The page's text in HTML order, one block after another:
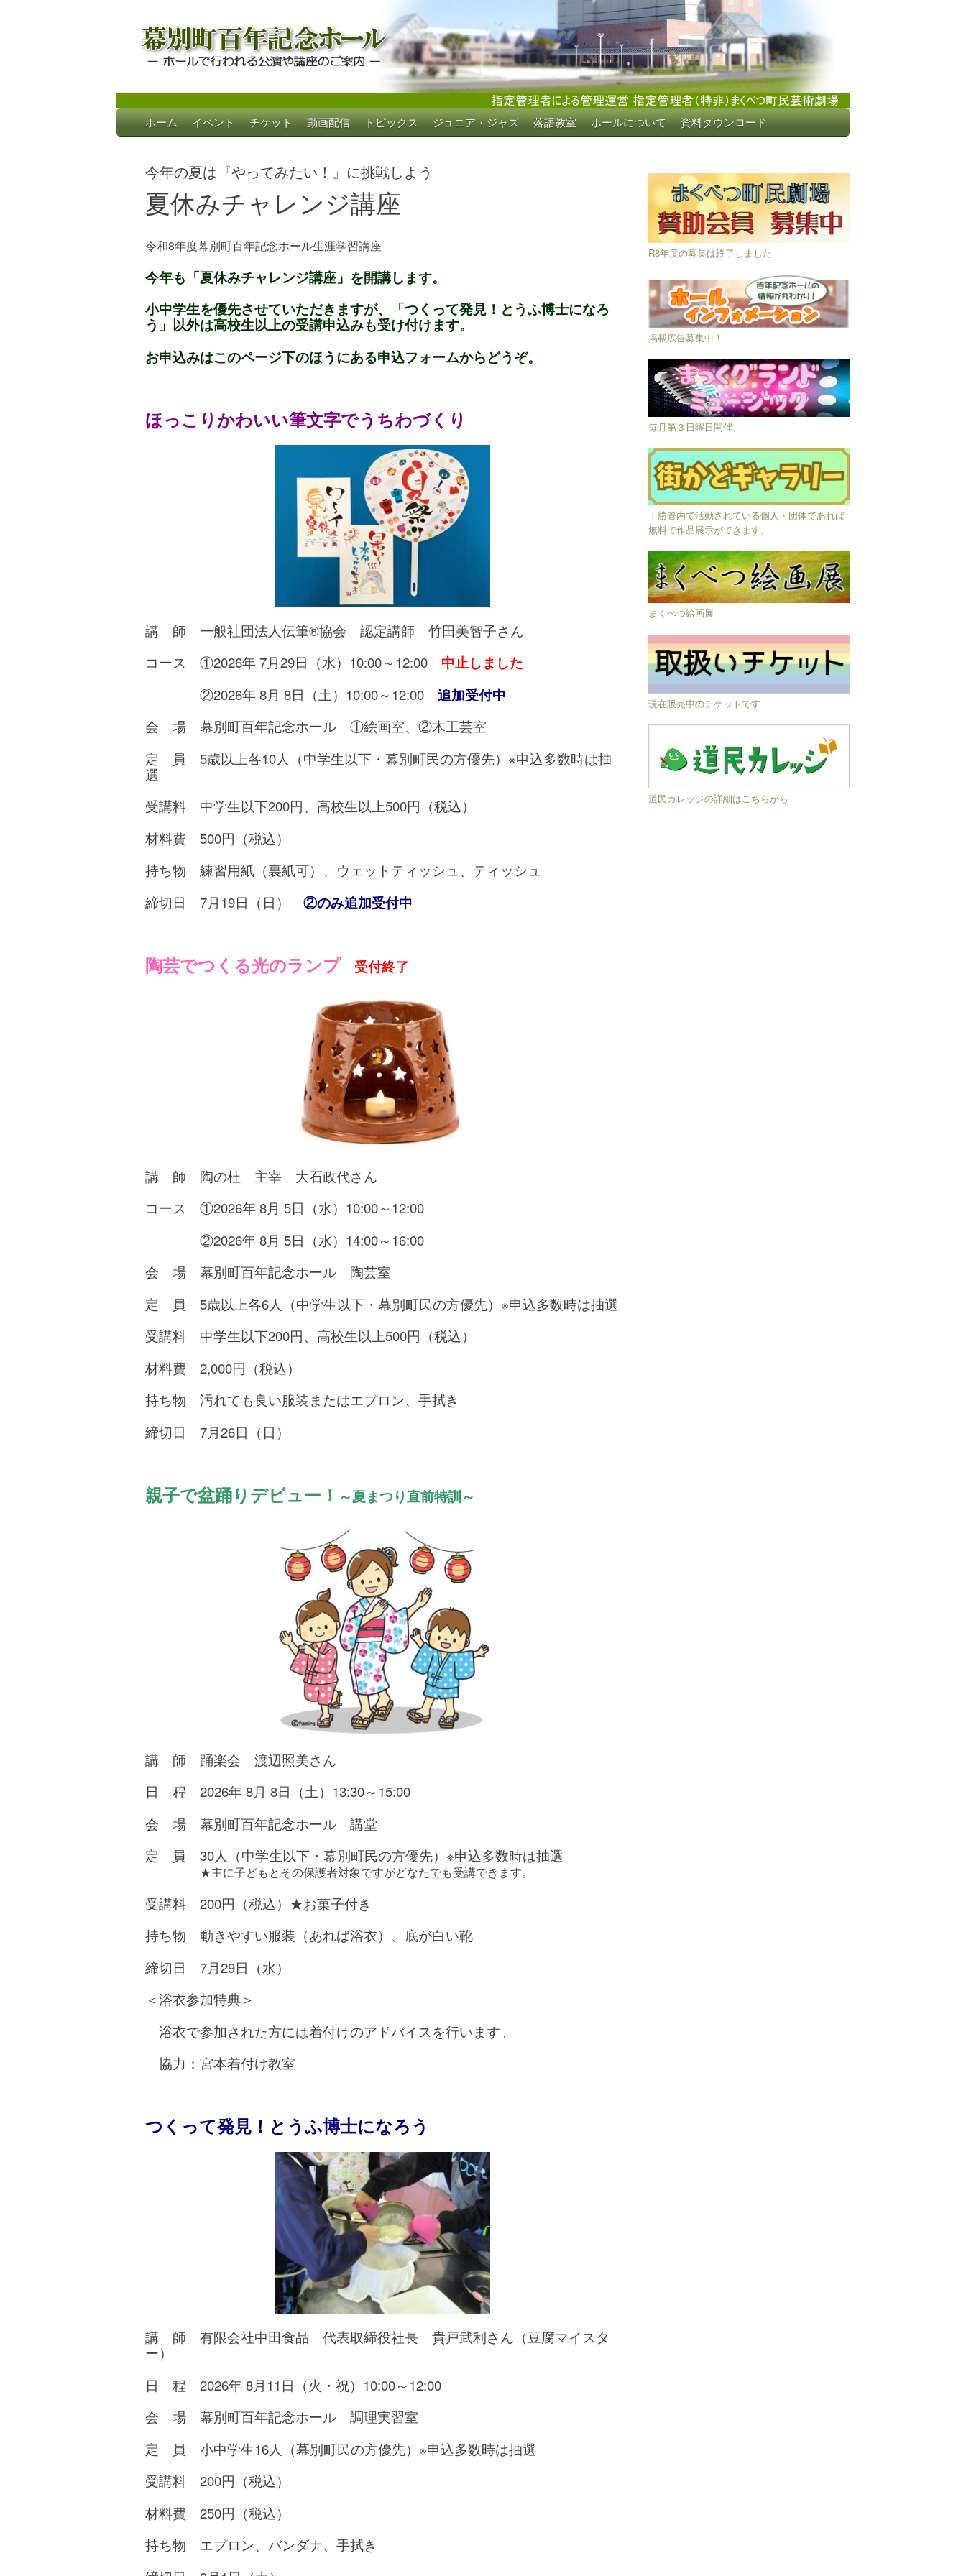
幕別町百年記念ホール
ホールで行われる公演や講座のご案内
Skip
to
ホーム イベント チケット 動画配信 トピックス ジュニア・ジャズ 落語教室 ホールについて 資料ダウンロード
今年の夏は『やってみたい！』に挑戦しよう
夏休みチャレンジ講座
令和8年度幕別町百年記念ホール生涯学習講座
今年も「夏休みチャレンジ講座」を開講します。
小中学生を優先させていただきますが、「つくって発見！とうふ博士になろ
う」以外は高校生以上の受講申込みも受け付けます。
お申込みはこのページ下のほうにある申込フォームからどうぞ。
ほっこりかわいい筆文字でうちわづくり
講 師 一般社団法人伝筆®協会 認定講師 竹田美智子さん
コース ①2026年 7月29日（水）10:00～12:00 中止しました
②2026年 8月 8日（土）10:00～12:00 追加受付中
会 場 幕別町百年記念ホール ①絵画室、②木工芸室
定 員 5歳以上各10人（中学生以下・幕別町民の方優先）※申込多数時は抽
選
受講料 中学生以下200円、高校生以上500円（税込）
材料費 500円（税込）
持ち物 練習用紙（裏紙可）、ウェットティッシュ、ティッシュ
締切日 7月19日（日） ②のみ追加受付中
陶芸でつくる光のランプ 受付終了
講 師 陶の杜 主宰 大石政代さん
コース ①2026年 8月 5日（水）10:00～12:00
②2026年 8月 5日（水）14:00～16:00
会 場 幕別町百年記念ホール 陶芸室
定 員 5歳以上各6人（中学生以下・幕別町民の方優先）※申込多数時は抽選
受講料 中学生以下200円、高校生以上500円（税込）
材料費 2,000円（税込）
持ち物 汚れても良い服装またはエプロン、手拭き
締切日 7月26日（日）
親子で盆踊りデビュー！ ～夏まつり直前特訓～
講 師 踊楽会 渡辺照美さん
日 程 2026年 8月 8日（土）13:30～15:00
会 場 幕別町百年記念ホール 講堂
定 員 30人（中学生以下・幕別町民の方優先）※申込多数時は抽選
★主に子どもとその保護者対象ですがどなたでも受講できます。
受講料 200円（税込）★お菓子付き
持ち物 動きやすい服装（あれば浴衣）、底が白い靴
締切日 7月29日（水）
＜浴衣参加特典＞
浴衣で参加された方には着付けのアドバイスを行います。
協力：宮本着付け教室
つくって発見！とうふ博士になろう
講 師 有限会社中田食品 代表取締役社長 貴戸武利さん（豆腐マイスタ
ー）
日 程 2026年 8月11日（火・祝）10:00～12:00
会 場 幕別町百年記念ホール 調理実習室
定 員 小中学生16人（幕別町民の方優先）※申込多数時は抽選
受講料 200円（税込）
材料費 250円（税込）
持ち物 エプロン、バンダナ、手拭き
R8年度の募集は終了しました
掲載広告募集中！
毎月第３日曜日開催。
十勝管内で活動されている個人・団体であれば
無料で作品展示ができます。
まくべつ絵画展
現在販売中のチケットです
道民カレッジの詳細はこちらから